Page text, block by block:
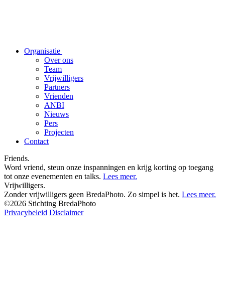
Organisatie
Over ons
Team
Vrijwilligers
Partners
Vrienden
ANBI
Nieuws
Pers
Projecten
Contact
Friends.
Word vriend, steun onze inspanningen en krijg korting op toegang
tot onze evenementen en talks. Lees meer.
Vrijwilligers.
Zonder vrijwilligers geen BredaPhoto. Zo simpel is het. Lees meer.
©2026 Stichting BredaPhoto
Privacybeleid Disclaimer